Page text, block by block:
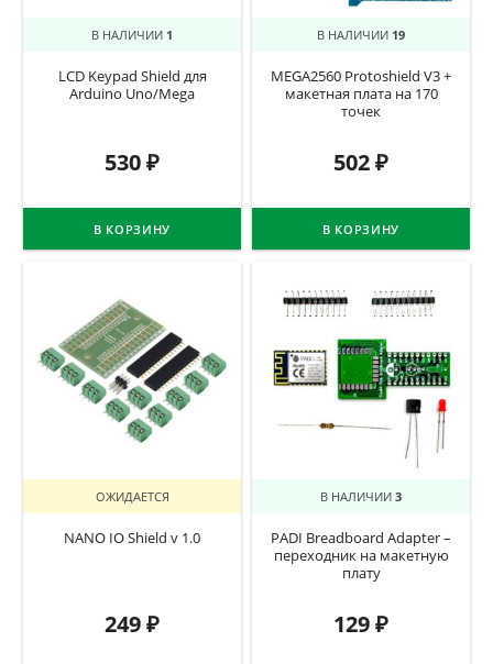
В НАЛИЧИИ 1
LCD Keypad Shield для
Arduino Uno/Mega
530₽
В КОРЗИНУ
В НАЛИЧИИ 19
MEGA2560 Protoshield V3 +
макетная плата на 170
точек
502₽
В КОРЗИНУ
ОЖИДАЕТСЯ
NANO IO Shield v 1.0
249₽
В НАЛИЧИИ 3
PADI Breadboard Adapter –
переходник на макетную
плату
129₽